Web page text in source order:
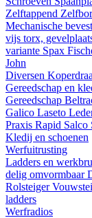
Zelftappend
Mechanische
vijs torx,
variante Spax
John
Diversen
Gereedschap en
Gereedschap
Galico Laseto
Praxis Rapid Salco
Kledij en schoenen
Werfuitrusting
Ladders en
delig omvormbaar
Rolsteiger
ladders
Werfradios